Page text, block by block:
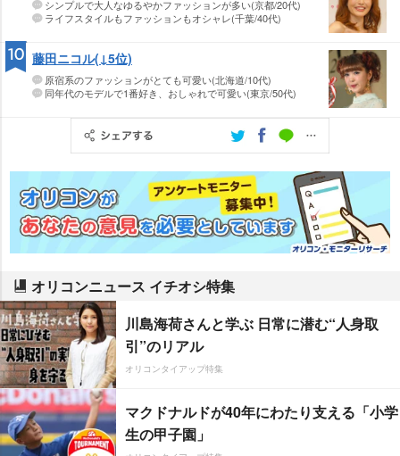
シンプルで大人なゆるやかファッションが多い(京都/20代)
ライフスタイルもファッションもオシャレ(千葉/40代)
藤田ニコル(↓5位)
原宿系のファッションがとても可愛い(北海道/10代)
同年代のモデルで1番好き、おしゃれで可愛い(東京/50代)
10
オリコンニュース イチオシ特集
川島海荷さんと学ぶ 日常に潜む“人身取
引”のリアル
オリコンタイアップ特集
マクドナルドが40年にわたり支える「小学
生の甲子園」